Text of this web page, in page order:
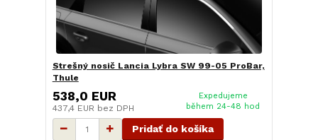
Strešný nosič Lancia Lybra SW 99-05 ProBar,
Thule
538,0 EUR
437,4 EUR bez DPH
Expedujeme
během 24-48 hod
Pridať do košíka